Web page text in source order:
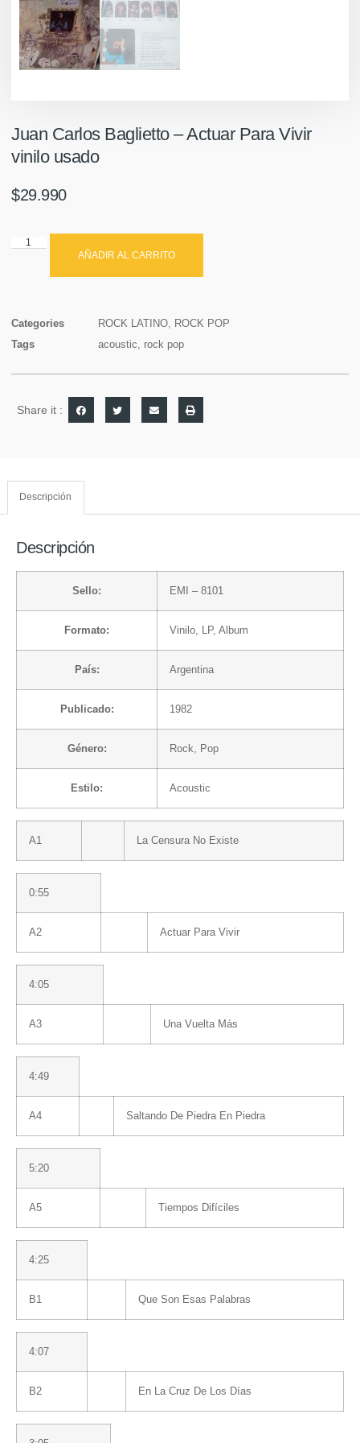
Juan Carlos Baglietto – Actuar Para Vivir
vinilo usado
$29.990
AÑADIR AL CARRITO
Categories ROCK LATINO ROCK POP
Tags
acoustic rock pop
Share it :
Descripción
Descripción
Sello: EMI – 8101
Formato: Vinilo , LP, Album
País: Argentina
Publicado: 1982
Género: Rock Pop
Estilo: Acoustic
A1 La Censura No Existe
0:55
A2 Actuar Para Vivir
4:05
A3 Una Vuelta Más
4:49
A4 Saltando De Piedra En Piedra
5:20
A5 Tiempos Difíciles
4:25
B1 Que Son Esas Palabras
4:07
B2 En La Cruz De Los Días